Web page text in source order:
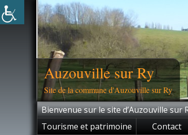
Skip
to
content
Auzouville sur Ry
Site de la commune d'Auzouville sur Ry
Bienvenue sur le site d’Auzouville sur
Tourisme et patrimoine
Contact